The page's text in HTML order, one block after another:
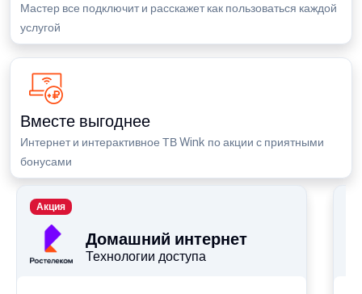
Мастер все подключит и расскажет как пользоваться каждой
услугой
Вместе выгоднее
Интернет и интерактивное ТВ Wink по акции с приятными
бонусами
Домашний интернет
Технологии доступа
Акция